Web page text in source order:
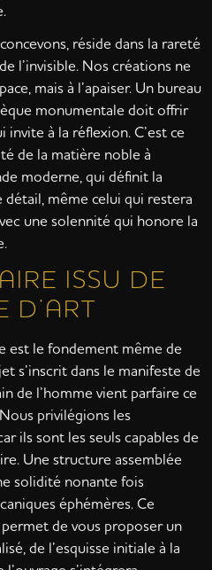
réside dans la rareté
l’invisible. Nos créations ne
mais à l’apaiser. Un bureau
monumentale doit offrir
à la réflexion. C’est ce
de la matière noble à
moderne, qui définit la
détail, même celui qui restera
une solennité qui honore la
ISSU DE
D’ART
est le fondement même de
s’inscrit dans le manifeste de
de l’homme vient parfaire ce
privilégions les
ils sont les seuls capables de
Une structure assemblée
solidité nonante fois
éphémères. Ce
de vous proposer un
de l’esquisse initiale à la